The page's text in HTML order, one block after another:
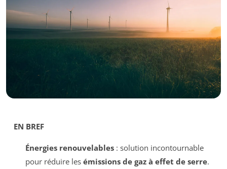
EN BREF
Énergies renouvelables: solution incontournable
pour réduire les émissions de gaz à effet de serre.